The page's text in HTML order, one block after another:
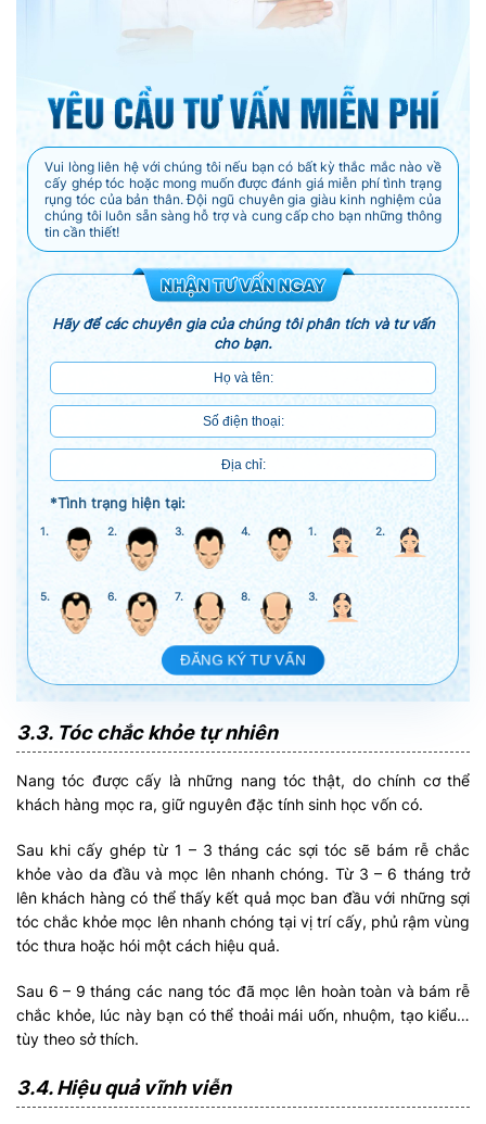
Vui lòng liên hệ với chúng tôi nếu bạn có bất kỳ thắc mắc nào về
cấy ghép tóc hoặc mong muốn được đánh giá miễn phí tình trạng
rụng tóc của bản thân. Đội ngũ chuyên gia giàu kinh nghiệm của
chúng tôi luôn sẵn sàng hỗ trợ và cung cấp cho bạn những thông
tin cần thiết!
Hãy để các chuyên gia của chúng tôi phân tích và tư vấn
cho bạn.
*Tình trạng hiện tại:
1. 2. 3. 4. 1. 2.
5. 6. 7. 8. 3.
ĐĂNG KÝ TƯ VẤN
3.3. Tóc chắc khỏe tự nhiên
Nang tóc được cấy là những nang tóc thật, do chính cơ thể
khách hàng mọc ra, giữ nguyên đặc tính sinh học vốn có.
Sau khi cấy ghép từ 1 – 3 tháng các sợi tóc sẽ bám rễ chắc
khỏe vào da đầu và mọc lên nhanh chóng. Từ 3 – 6 tháng trở
lên khách hàng có thể thấy kết quả mọc ban đầu với những sợi
tóc chắc khỏe mọc lên nhanh chóng tại vị trí cấy, phủ rậm vùng
tóc thưa hoặc hói một cách hiệu quả.
Sau 6 – 9 tháng các nang tóc đã mọc lên hoàn toàn và bám rễ
chắc khỏe, lúc này bạn có thể thoải mái uốn, nhuộm, tạo kiểu…
tùy theo sở thích.
3.4. Hiệu quả vĩnh viễn